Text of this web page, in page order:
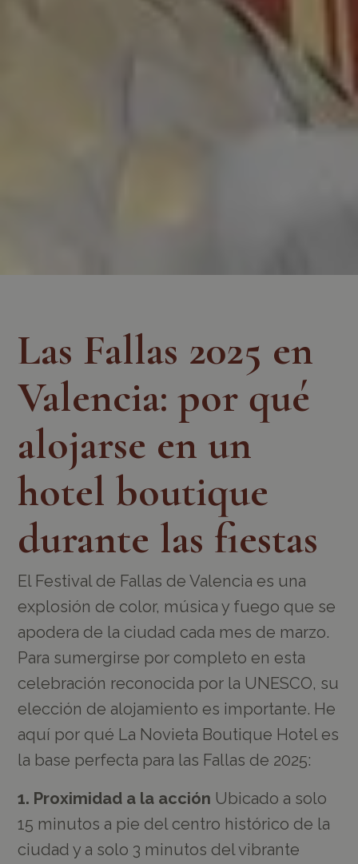
Las Fallas 2025 en
Valencia: por qué
alojarse en un
hotel boutique
durante las fiestas
El Festival de Fallas de Valencia es una
explosión de color, música y fuego que se
apodera de la ciudad cada mes de marzo.
Para sumergirse por completo en esta
celebración reconocida por la UNESCO, su
elección de alojamiento es importante. He
aquí por qué La Novieta Boutique Hotel es
la base perfecta para las Fallas de 2025:
1. Proximidad a la acción Ubicado a solo
15 minutos a pie del centro histórico de la
ciudad y a solo 3 minutos del vibrante